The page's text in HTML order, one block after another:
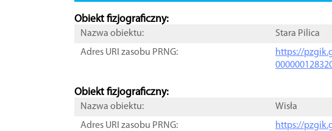
Obiekt fizjograficzny:
Nazwa obiektu:
Stara Pilica
Adres URI zasobu PRNG:
https://
Obiekt fizjograficzny:
Nazwa obiektu:
Wisła
Adres URI zasobu PRNG:
https://